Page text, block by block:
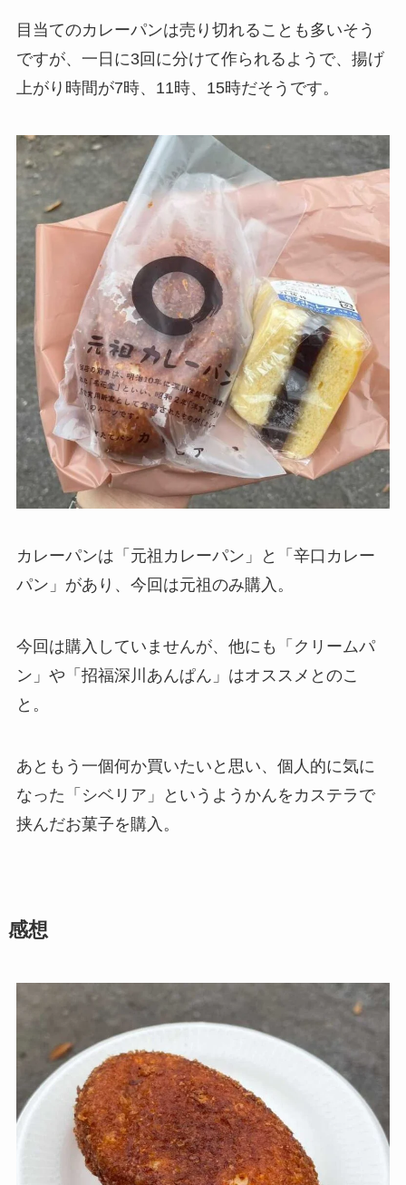
目当てのカレーパンは売り切れることも多いそう
ですが、一日に3回に分けて作られるようで、揚げ
上がり時間が7時、11時、15時だそうです。
カレーパンは「元祖カレーパン」と「辛口カレー
パン」があり、今回は元祖のみ購入。
今回は購入していませんが、他にも「クリームパ
ン」や「招福深川あんぱん」はオススメとのこ
と。
あともう一個何か買いたいと思い、個人的に気に
なった「シベリア」というようかんをカステラで
挟んだお菓子を購入。
感想